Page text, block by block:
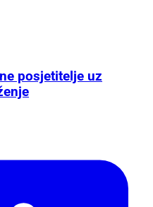
posjetitelje uz